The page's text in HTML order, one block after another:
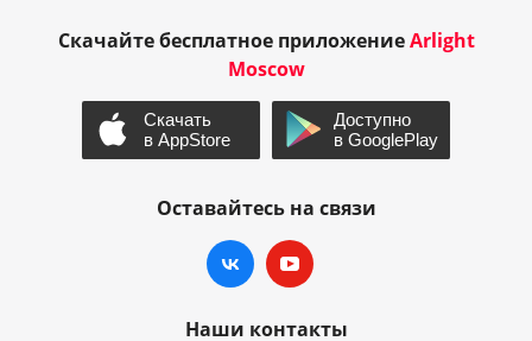
Скачайте бесплатное приложениеArlight
Moscow
Оставайтесь на связи
Наши контакты